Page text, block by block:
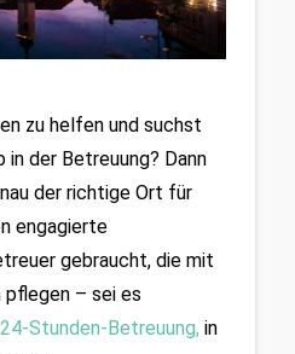
zu helfen und suchst
der Betreuung? Dann
der richtige Ort für
engagierte
gebraucht, die mit
pflegen – sei es
24-Stunden-Betreuung, in